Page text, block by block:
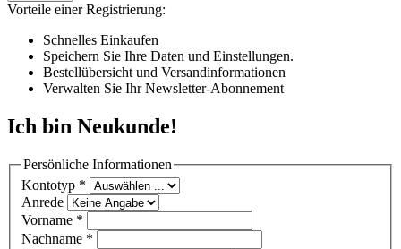
Vorteile einer Registrierung:
Schnelles Einkaufen
Speichern Sie Ihre Daten und Einstellungen.
Bestellübersicht und Versandinformationen
Verwalten Sie Ihr Newsletter-Abonnement
Ich bin Neukunde!
Persönliche Informationen
Kontotyp *
Anrede
Vorname *
Nachname *